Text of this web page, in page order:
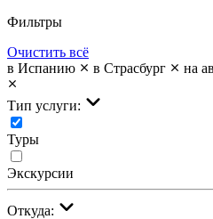
Фильтры
Очистить всё
в Испанию
в Страсбург на
Тип услуги:
Туры
Экскурсии
Откуда: